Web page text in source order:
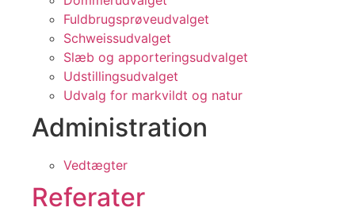
Fuldbrugsprøveudvalget
Schweissudvalget
Slæb og apporteringsudvalget
Udstillingsudvalget
Udvalg for markvildt og natur
Administration
Vedtægter
Referater